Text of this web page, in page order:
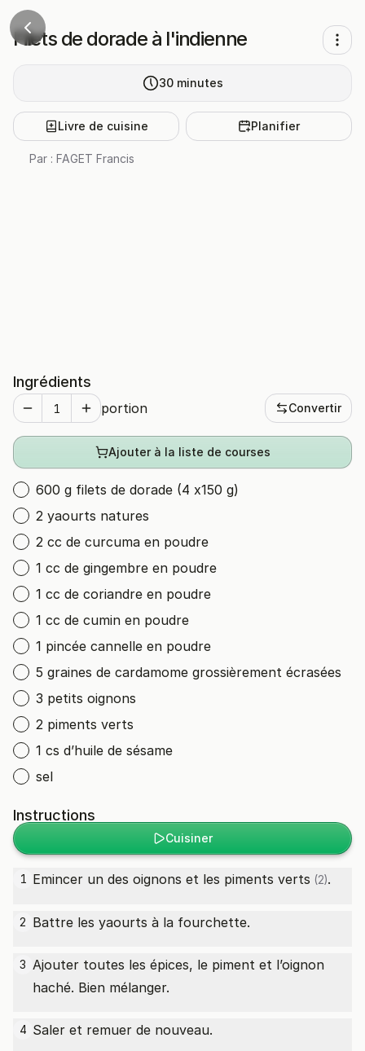
Filets de dorade à l'indienne
30 minutes
Livre de cuisine Planifier
Par : FAGET Francis
Ingrédients
portion Convertir
Ajouter à la liste de courses
600 g filets de dorade (4 x150 g)
2 yaourts natures
2 cc de curcuma en poudre
1 cc de gingembre en poudre
1 cc de coriandre en poudre
1 cc de cumin en poudre
1 pincée cannelle en poudre
5 graines de cardamome grossièrement écrasées
3 petits oignons
2 piments verts
1 cs d’huile de sésame
sel
Instructions
Cuisiner
1 Emincer un des oignons et les piments verts (2).
2 Battre les yaourts à la fourchette.
3 Ajouter toutes les épices, le piment et l’oignon
haché. Bien mélanger.
4 Saler et remuer de nouveau.